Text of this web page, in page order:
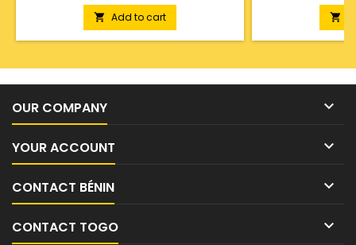
 Add to cart 
OUR COMPANY 
YOUR ACCOUNT 
CONTACT BÉNIN 
CONTACT TOGO 